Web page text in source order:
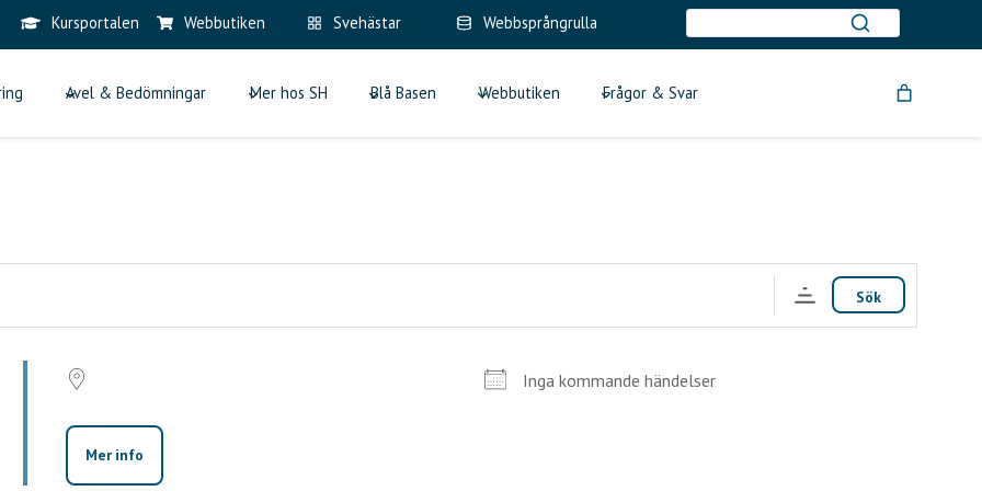
Kursportalen Webbutiken Svehästar Webbsprångrulla
Avel & Bedömningar Mer hos SH Blå Basen Webbutiken Frågor & Svar
Sök
Inga kommande händelser
Mer info